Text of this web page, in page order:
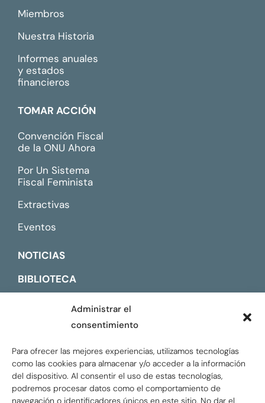
Administrar el
consentimiento
Para ofrecer las mejores experiencias, utilizamos tecnologías
como las cookies para almacenar y/o acceder a la información
del dispositivo. Al consentir el uso de estas tecnologías,
podremos procesar datos como el comportamiento de
navegación o identificadores únicos en este sitio. No dar el
Miembros
Nuestra Historia
Informes anuales
y estados
financieros
TOMAR ACCIÓN
Convención Fiscal
de la ONU Ahora
Por Un Sistema
Fiscal Feminista
Extractivas
Eventos
NOTICIAS
BIBLIOTECA